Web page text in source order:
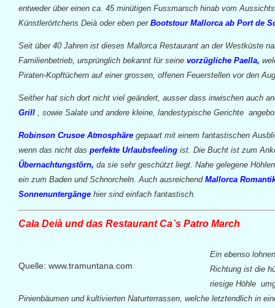
entweder über einen ca. 45 minütigen Fussmarsch hinab vom
Künstlerörtchens Deià oder eben per Bootstour Mallorca ab Port de
Seit über 40 Jahren ist dieses Mallorca Restaurant an der Westküste
Familienbetrieb, ursprünglich bekannt für seine vorzügliche Paella,
Piraten-Kopftüchern auf einer grossen, offenen Feuerstellen vor den
Seither hat sich dort nicht viel geändert, ausser dass inwischen auch
Grill , sowie Salate und andere kleine, landestypische Gerichte
Robinson Crusoe Atmosphäre gepaart mit einem fantastischen
wenn das nicht das perfekte Urlaubsfeeling ist. Die Bucht ist zum
Übernachtungstörn, da sie sehr geschützt liegt. Nahe gelegene
ein zum Baden und Schnorcheln. Auch ausreichend Mallorca
Sonnenuntergänge hier sind einfach fantastisch.
Cala Deià und das Restaurant Ca`s Patro March
Quelle: www.tramuntana.com
Ein ebenso
Richtung ist die
riesige Höhle
Pinienbäumen und kultivierten Naturterrassen, welche letztendlich in